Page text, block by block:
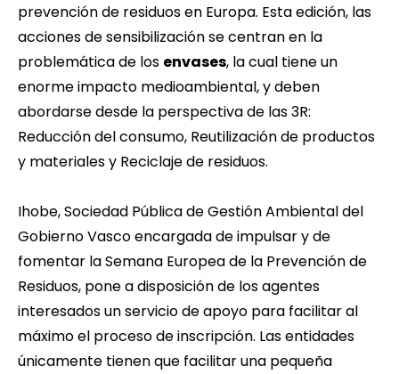
prevención de residuos en Europa. Esta edición, las
acciones de sensibilización se centran en la
problemática de los envases, la cual tiene un
enorme impacto medioambiental, y deben
abordarse desde la perspectiva de las 3R:
Reducción del consumo, Reutilización de productos
y materiales y Reciclaje de residuos.
Ihobe, Sociedad Pública de Gestión Ambiental del
Gobierno Vasco encargada de impulsar y de
fomentar la Semana Europea de la Prevención de
Residuos, pone a disposición de los agentes
interesados unservicio de apoyo para facilitar al
máximo el proceso de inscripción. Las entidades
únicamente tienen que facilitar una pequeña